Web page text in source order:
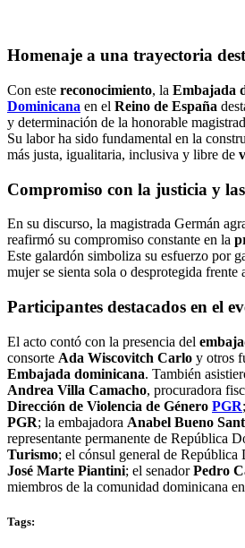
Homenaje a una trayectoria
Con este reconocimiento, la Embajada
Dominicana en el Reino de España
y determinación de la honorable
Su labor ha sido fundamental en la
más justa, igualitaria, inclusiva y libre de
Compromiso con la justicia y
En su discurso, la magistrada Germán
reafirmó su compromiso constante en la
Este galardón simboliza su esfuerzo por
mujer se sienta sola o desprotegida frente
Participantes destacados en el
El acto contó con la presencia del
consorte Ada Wiscovitch Carlo y otros
Embajada dominicana. También
Andrea Villa Camacho, procuradora
Dirección de Violencia de Género PGR
PGR; la embajadora Anabel Bueno
representante permanente de República
Turismo; el cónsul general de
José Marte Piantini; el senadorPedro
miembros de la comunidad dominicana
Tags: